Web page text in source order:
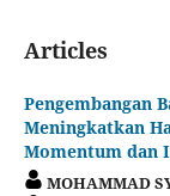
Articles
Pengembangan
Meningkatkan
Momentum dan
MOHAMMAD